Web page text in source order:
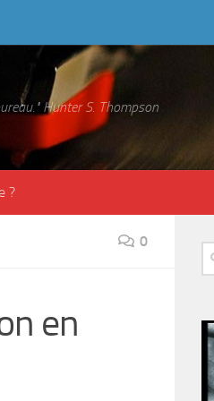
Hunter S. Thompson
?
0
en